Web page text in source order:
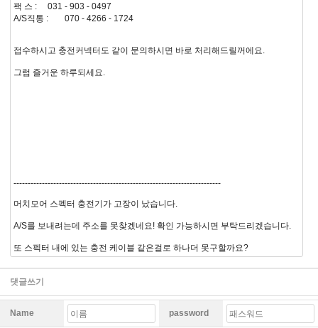
팩 스 :
031 - 903 - 0497
A/S직통 :
070 - 4266 - 1724
접수하시고 충전커넥터도 같이 문의하시면 바로 처리해드릴꺼에요.
그럼 즐거운 하루되세요.
-------------------------------------------------------------------------
머치모어 스펙터 충전기가 고장이 났습니다.
A/S를 보내려는데 주소를 못찾겠네요! 확인 가능하시면 부탁드리겠습니다.
또 스펙터 내에 있는 충전 케이블 같은걸로 하나더 못구할까요?
댓글쓰기
Name password